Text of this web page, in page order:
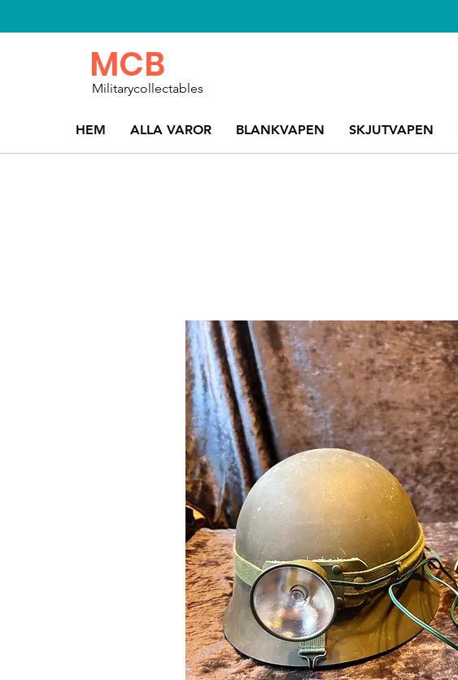
HEM ALLA VAROR BLANKVAPEN SKJUTVAPEN
MCB
Militarycollectables